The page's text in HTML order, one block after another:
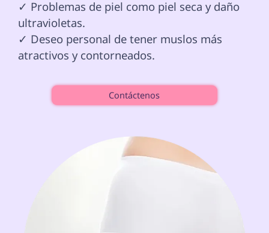
✓ Problemas de piel como piel seca y daño
ultravioletas.
✓ Deseo personal de tener muslos más
atractivos y contorneados.
Contáctenos